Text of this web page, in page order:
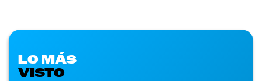
LO MÁS
VISTO